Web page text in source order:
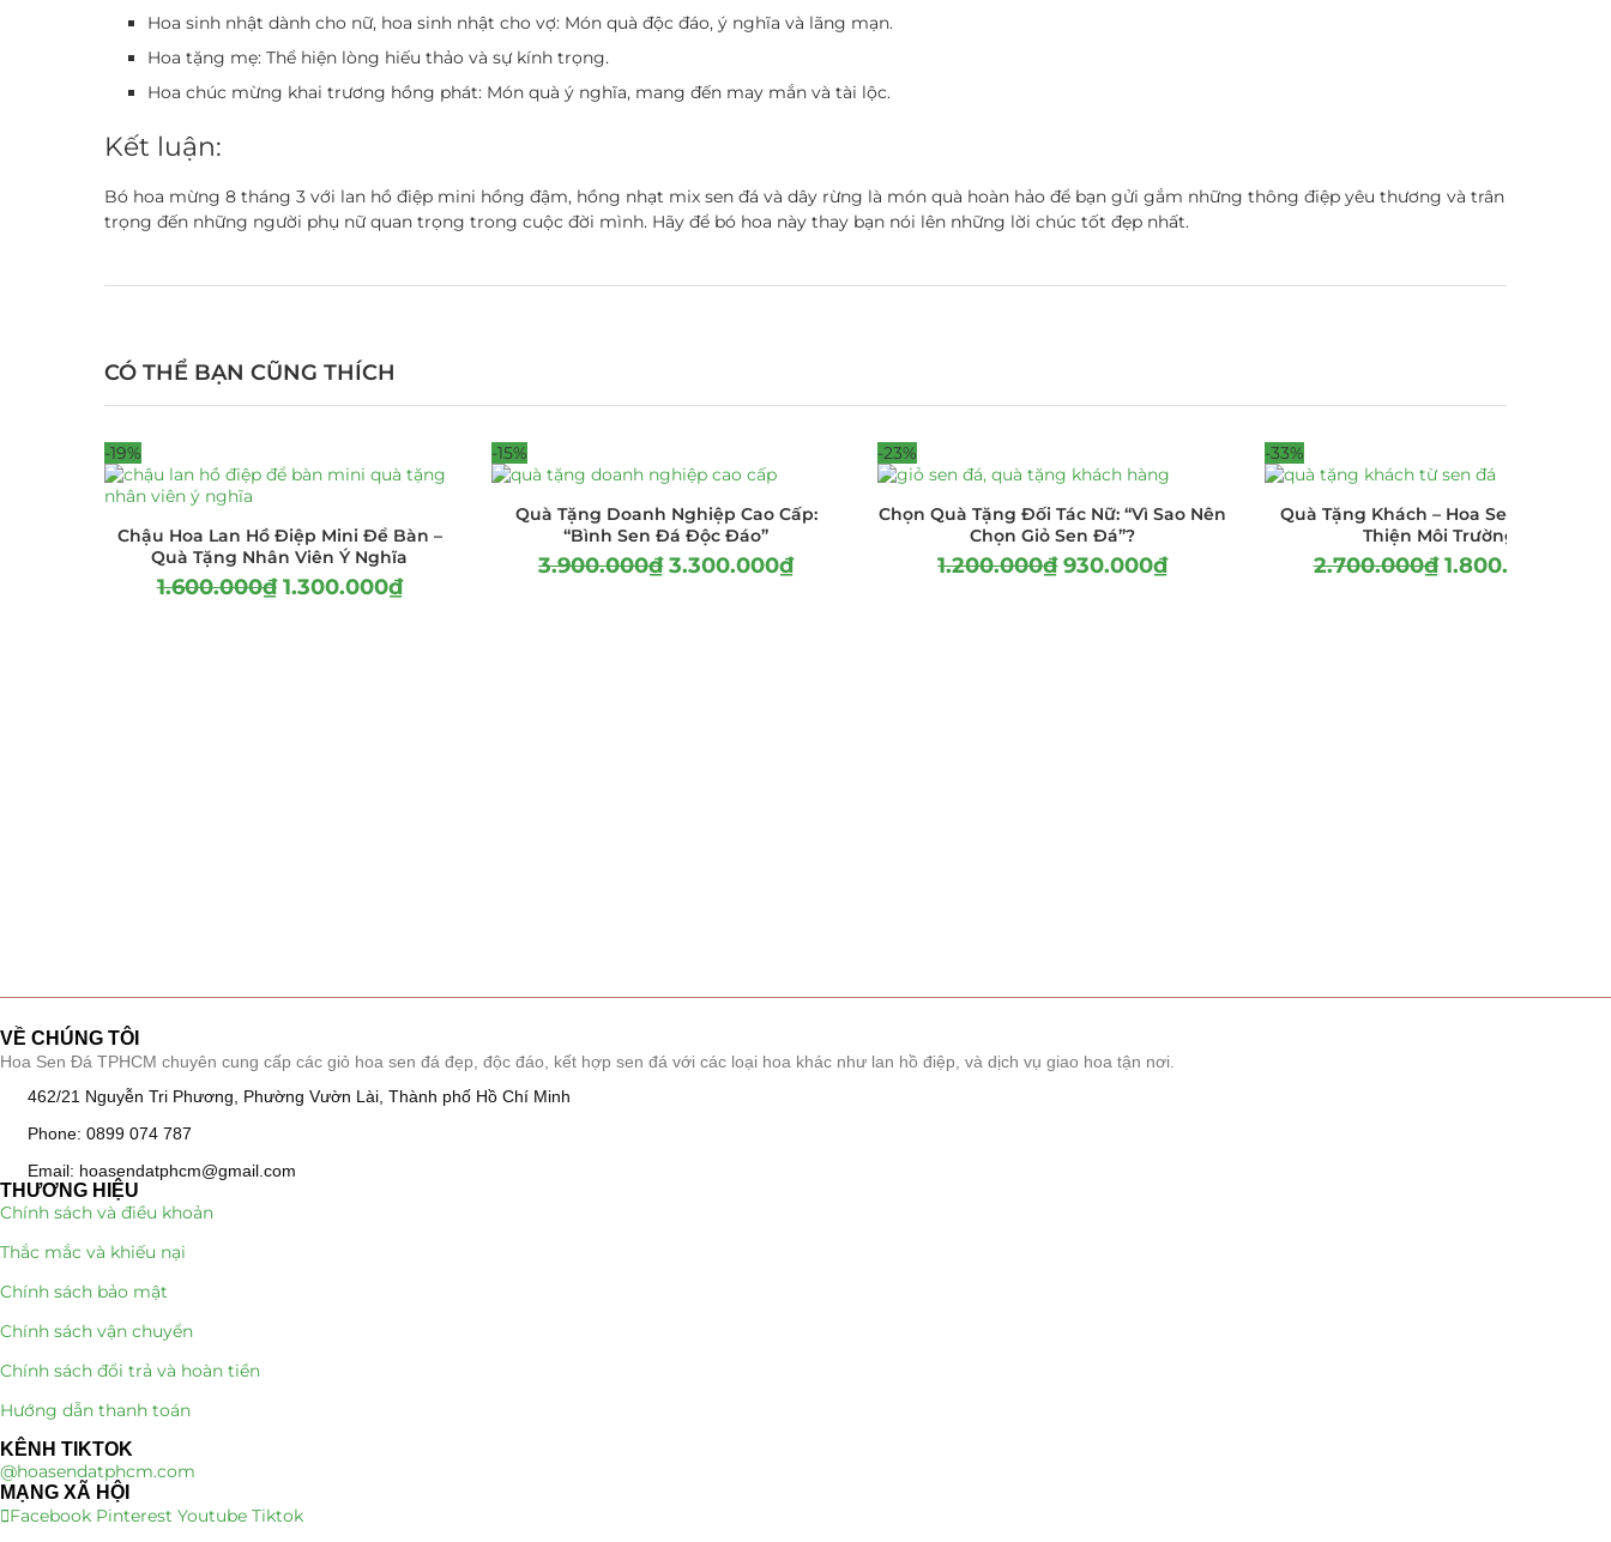
Hoa sinh nhật dành cho nữ, hoa sinh nhật cho vợ: Món quà độc đáo, ý nghĩa và lãng mạn.
Hoa tặng mẹ: Thể hiện lòng hiếu thảo và sự kính trọng.
Hoa chúc mừng khai trương hồng phát: Món quà ý nghĩa, mang đến may mắn và tài lộc.
Kết luận:
Bó hoa mừng 8 tháng 3 với lan hồ điệp mini hồng đậm, hồng nhạt mix sen đá và dây rừng là món quà hoàn hảo để bạn gửi gắm những thông điệp yêu thương và trân
trọng đến những người phụ nữ quan trọng trong cuộc đời mình. Hãy để bó hoa này thay bạn nói lên những lời chúc tốt đẹp nhất.
CÓ THỂ BẠN CŨNG THÍCH
-19%
Chậu Hoa Lan Hồ Điệp Mini Để Bàn –
Quà Tặng Nhân Viên Ý Nghĩa
1.600.000₫ 1.300.000₫
-15%
Quà Tặng Doanh Nghiệp Cao Cấp:
“Bình Sen Đá Độc Đáo”
3.900.000₫ 3.300.000₫
-23%
Chọn Quà Tặng Đối Tác Nữ: “Vì Sao Nên
Chọn Giỏ Sen Đá”?
1.200.000₫ 930.000₫
-33%
Quà Tặng Khách – Hoa Sen Đá Thân
Thiện Môi Trường
2.700.000₫ 1.800.000
VỀ CHÚNG TÔI
Hoa Sen Đá TPHCM chuyên cung cấp các giỏ hoa sen đá đẹp, độc đáo, kết hợp sen đá với các loại hoa khác như lan hồ điệp, và dịch vụ giao hoa tận nơi.
462/21 Nguyễn Tri Phương, Phường Vườn Lài, Thành phố Hồ Chí Minh
Phone: 0899 074 787
Email: hoasendatphcm@gmail.com
THƯƠNG HIỆU
Chính sách và điều khoản
Thắc mắc và khiếu nại
Chính sách bảo mật
Chính sách vận chuyển
Chính sách đổi trả và hoàn tiền
Hướng dẫn thanh toán
KÊNH TIKTOK
@hoasendatphcm.com
MẠNG XÃ HỘI
Facebook Pinterest Youtube Tiktok